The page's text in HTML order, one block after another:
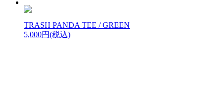
TRASH PANDA TEE / GREEN
5,000円(税込)